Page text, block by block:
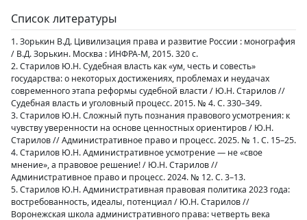
Список литературы
1. Зорькин В.Д. Цивилизация права и развитие России : монография
/ В.Д. Зорькин. Москва : ИНФРА-М, 2015. 320 с.
2. Старилов Ю.Н. Судебная власть как «ум, честь и совесть»
государства: о некоторых достижениях, проблемах и неудачах
современного этапа реформы судебной власти / Ю.Н. Старилов //
Судебная власть и уголовный процесс. 2015. № 4. С. 330–349.
3. Старилов Ю.Н. Сложный путь познания правового усмотрения: к
чувству уверенности на основе ценностных ориентиров / Ю.Н.
Старилов // Административное право и процесс. 2025. № 1. С. 15–25.
4. Старилов Ю.Н. Административное усмотрение — не «свое
мнение», а правовое решение! / Ю.Н. Старилов //
Административное право и процесс. 2024. № 12. С. 3–13.
5. Старилов Ю.Н. Административная правовая политика 2023 года:
востребованность, идеалы, потенциал / Ю.Н. Старилов //
Воронежская школа административного права: четверть века